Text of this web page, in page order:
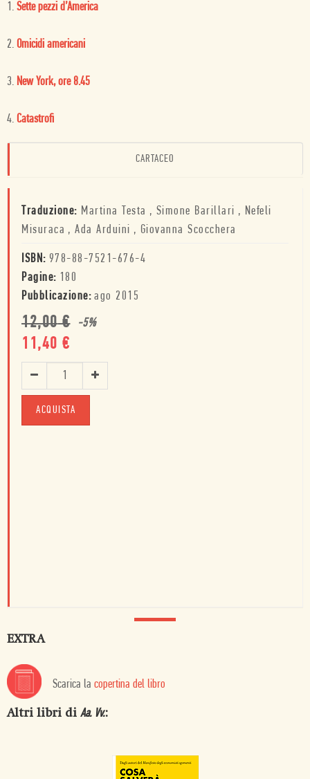
1. Sette pezzi d’America
2. Omicidi americani
3. New York, ore 8.45
4. Catastrofi
CARTACEO
Traduzione: Martina Testa , Simone Barillari , Nefeli
Misuraca , Ada Arduini , Giovanna Scocchera
ISBN: 978-88-7521-676-4
Pagine: 180
Pubblicazione: ago 2015
12,00€ -5%
11,40 €
ACQUISTA
EXTRA
Scarica la copertina del libro
Altri libri di Aa. Vv.: